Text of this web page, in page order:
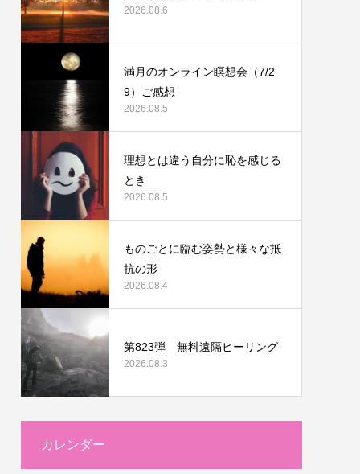
2026.08.6
満月のオンライン瞑想会（7/2
9）ご感想
2026.08.5
理想とは違う自分に恥を感じる
とき
2026.08.5
ものごとに臨む姿勢と様々な抵
抗の形
2026.08.4
第823弾 無料遠隔ヒーリング
2026.08.3
カレンダー